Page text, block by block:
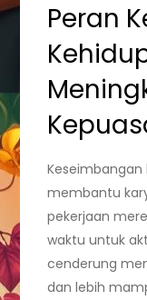
Peran
membantu
pekerjaan
waktu untuk
cenderung
dan lebih